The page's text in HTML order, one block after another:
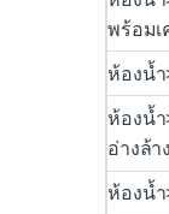
พร้อมเ
ห้องน้ำ
ห้องน้ำ
อ่างล้า
ห้องน้